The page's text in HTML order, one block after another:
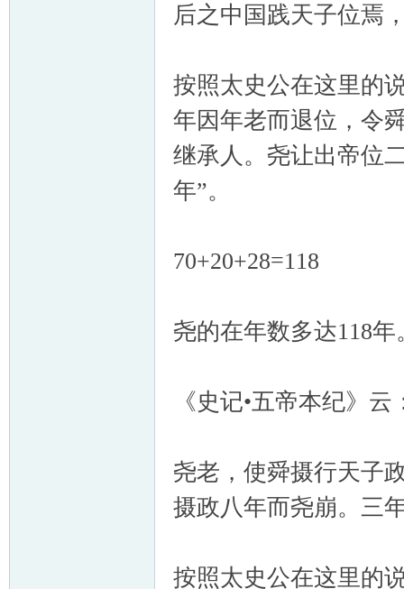
后之中国践天子位焉
按照太史公在这里的
年因年老而退位，令
继承人。尧让出帝位
年”。
70+20+28=118
尧的在年数多达118年
《史记•五帝本纪》云
尧老，使舜摄行天子
摄政八年而尧崩。三
按照太史公在这里的